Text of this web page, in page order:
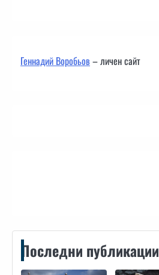
Геннадий Воробьов– личен сайт
Последни публикации